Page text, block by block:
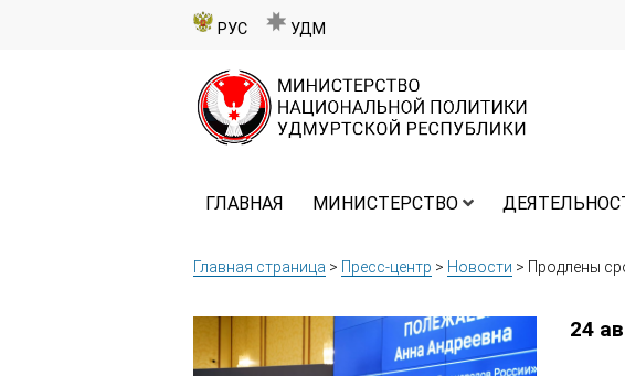
РУС УДМ
ГЛАВНАЯ МИНИСТЕРСТВО
Главная страница > Пресс-центр > Новости > Продлены
24